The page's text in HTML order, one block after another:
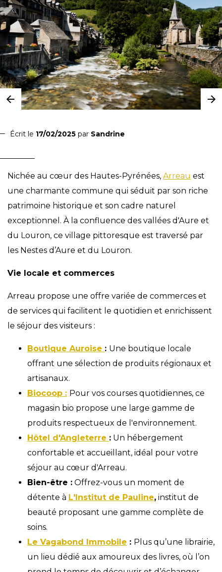
Écrit le 17/02/2025 par Sandrine
Nichée au cœur des Hautes-Pyrénées, Arreau est
une charmante commune qui séduit par son riche
patrimoine historique et son cadre naturel
exceptionnel. À la confluence des vallées d'Aure et
du Louron, ce village pittoresque est traversé par
les Nestes d’Aure et du Louron.
Vie locale et commerces
Arreau propose une offre variée de commerces et
de services qui facilitent le quotidien et enrichissent
le séjour des visiteurs :
Boutique Auroise : Une boutique locale
offrant une sélection de produits régionaux et
artisanaux.
Biocoop : Pour vos courses quotidiennes, ce
magasin bio propose une large gamme de
produits respectueux de l'environnement.
Hôtel d'Angleterre : Un hébergement
confortable et accueillant, idéal pour votre
séjour au cœur d'Arreau.
Bien-être : Offrez-vous un moment de
détente à L'Institut de Pauline, institut de
beauté proposant une gamme complète de
soins.
Le Vagabond Immobile : Plus qu’une librairie,
un lieu dédié aux amoureux des livres, où l’on